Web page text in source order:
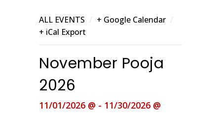
ALL EVENTS / + Google Calendar /
+ iCal Export
November Pooja
2026
11/01/2026 @ - 11/30/2026 @